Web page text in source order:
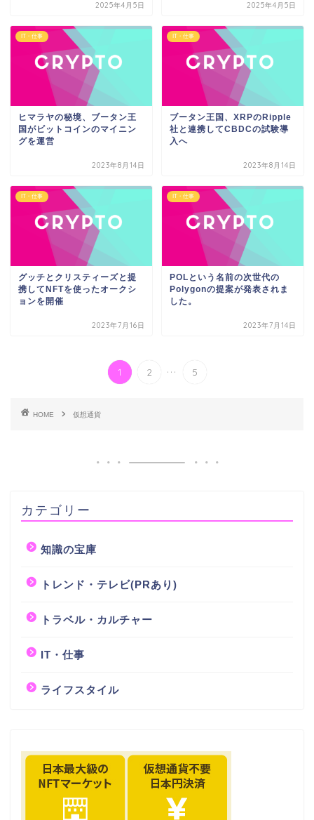
2025年4月5日 2025年4月5日
IT・仕事
ヒマラヤの秘境、ブータン王
国がビットコインのマイニン
グを運営
2023年8月14日
IT・仕事
ブータン王国、XRPのRipple
社と連携してCBDCの試験導
入へ
2023年8月14日
IT・仕事
グッチとクリスティーズと提
携してNFTを使ったオークシ
ョンを開催
2023年7月16日
IT・仕事
POLという名前の次世代の
Polygonの提案が発表されま
した。
2023年7月14日
1 2 ... 5
HOME 仮想通貨
カテゴリー
知識の宝庫
トレンド・テレビ(PRあり)
トラベル・カルチャー
IT・仕事
ライフスタイル